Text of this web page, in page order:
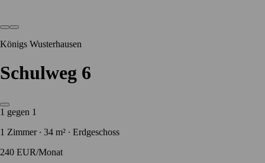
Königs Wusterhausen
Schulweg 6
1 gegen 1
1 Zimmer ∙ 34 m² ∙ Erdgeschoss
240 EUR/Monat